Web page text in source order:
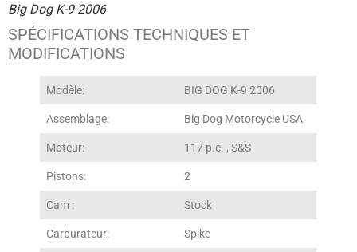
Big Dog K-9 2006
SPÉCIFICATIONS TECHNIQUES ET
MODIFICATIONS
Modèle: BIG DOG K-9 2006
Assemblage: Big Dog Motorcycle USA
Moteur: 117 p.c. , S&S
Pistons: 2
Cam : Stock
Carburateur: Spike